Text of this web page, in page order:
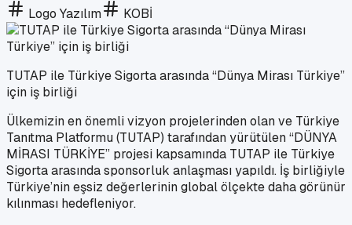
Logo Yazılım KOBİ
TUTAP ile Türkiye Sigorta arasında “Dünya Mirası Türkiye”
için iş birliği
Ülkemizin en önemli vizyon projelerinden olan ve Türkiye
Tanıtma Platformu (TUTAP) tarafından yürütülen “DÜNYA
MİRASI TÜRKİYE” projesi kapsamında TUTAP ile Türkiye
Sigorta arasında sponsorluk anlaşması yapıldı. İş birliğiyle
Türkiye’nin eşsiz değerlerinin global ölçekte daha görünür
kılınması hedefleniyor.